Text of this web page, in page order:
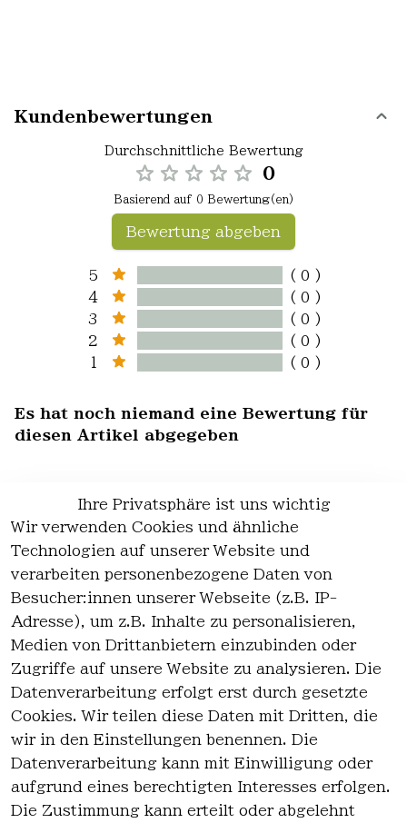
Kundenbewertungen
Durchschnittliche Bewertung
0
Basierend auf 0 Bewertung(en)
Bewertung abgeben
5
( 0 )
4
( 0 )
3
( 0 )
2
( 0 )
1
( 0 )
Es hat noch niemand eine Bewertung für
diesen Artikel abgegeben
EU-Verantwortliche Person - klicken Sie
für Details
Ihre Privatsphäre ist uns wichtig
Wir verwenden Cookies und ähnliche
Technologien auf unserer Website und
verarbeiten personenbezogene Daten von
Besucher:innen unserer Webseite (z.B. IP-
Adresse), um z.B. Inhalte zu personalisieren,
Medien von Drittanbietern einzubinden oder
Zugriffe auf unsere Website zu analysieren. Die
Datenverarbeitung erfolgt erst durch gesetzte
Cookies. Wir teilen diese Daten mit Dritten, die
wir in den Einstellungen benennen. Die
Datenverarbeitung kann mit Einwilligung oder
aufgrund eines berechtigten Interesses erfolgen.
Die Zustimmung kann erteilt oder abgelehnt
es
AGB
Kontakt
Kontakt
Registrieren